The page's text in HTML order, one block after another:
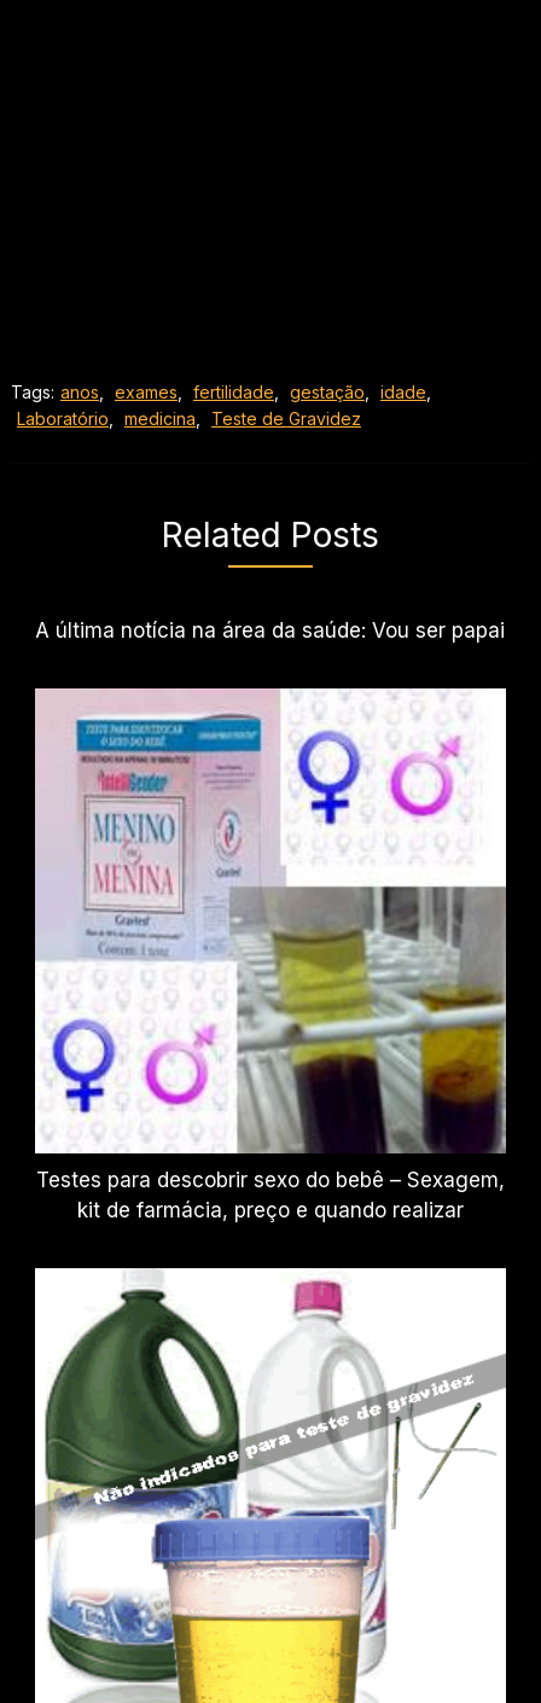
Tags: anos exames fertilidade gestação idade
Laboratório
medicina Teste de Gravidez
Related Posts
A última notícia na área da saúde: Vou ser papai
Testes para descobrir sexo do bebê – Sexagem,
kit de farmácia, preço e quando realizar